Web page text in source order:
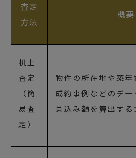
査定
方法
概要
机上
査定
（簡
易査
定）
物件の所在地や築
成約事例などのデ
見込み額を算出する